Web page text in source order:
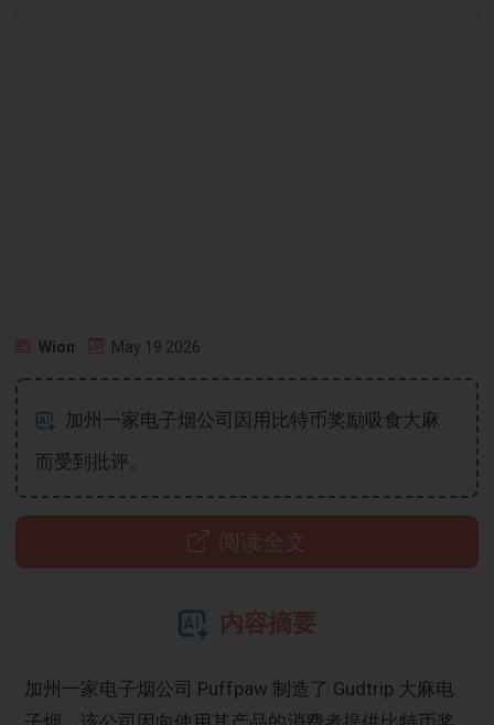
Wion May 19 2026
加州一家电子烟公司因用比特币奖励吸食大麻
而受到批评。
阅读全文
内容摘要
加州一家电子烟公司 Puffpaw 制造了 Gudtrip 大麻电